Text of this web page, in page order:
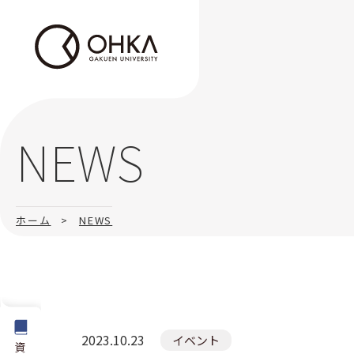
学部・大学院
教育保育学部 教育保育学科
NEWS
ホーム NEWS
2023.10.23 イベント